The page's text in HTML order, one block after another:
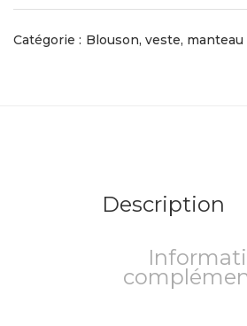
Catégorie : Blouson, veste, manteau
Description